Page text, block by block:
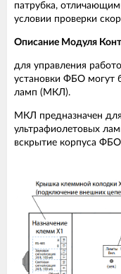
патрубка,
условии проверки
Описание Модуля
для управления
установки ФБО могут
ламп (МКЛ).
МКЛ предназначен
ультрафиолетовых
вскрытие корпуса